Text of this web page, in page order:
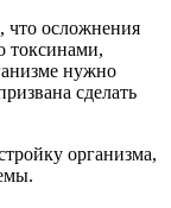
что осложнения
токсинами,
нужно
сделать
организма,